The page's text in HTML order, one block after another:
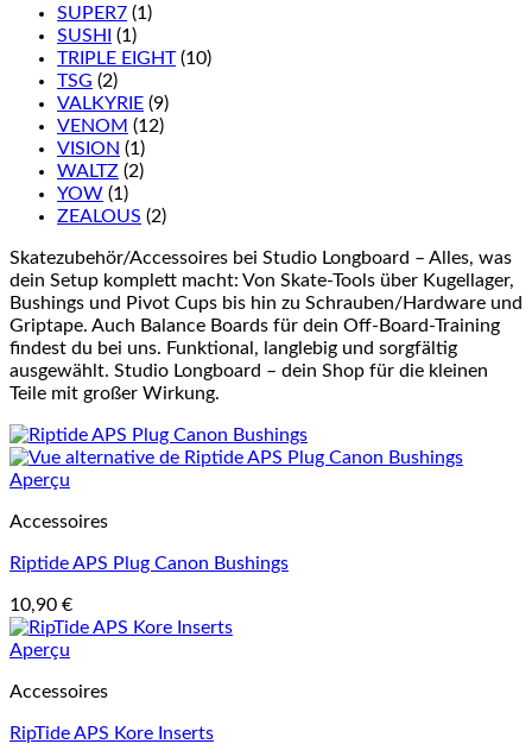
SUPER7 (1)
SUSHI
(1)
TRIPLE EIGHT (10)
TSG (2)
VALKYRIE (9)
VENOM (12)
VISION (1)
WALTZ (2)
YOW (1)
ZEALOUS (2)
Skatezubehör/Accessoires bei Studio Longboard – Alles, was
dein Setup komplett macht: Von Skate-Tools über Kugellager,
Bushings und Pivot Cups bis hin zu Schrauben/Hardware und
Griptape. Auch Balance Boards für dein Off-Board-Training
findest du bei uns. Funktional, langlebig und sorgfältig
ausgewählt. Studio Longboard – dein Shop für die kleinen
Teile mit großer Wirkung.
Aperçu
Accessoires
Riptide APS Plug Canon Bushings
10,90 €
Aperçu
Accessoires
RipTide APS Kore Inserts